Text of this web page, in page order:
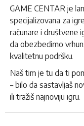
GAME CENTAR je
specijalizovana za
računare i društvene
da obezbedimo
kvalitetnu podršku.
Naš tim je tu da ti
– bilo da sastavljaš
ili tražiš najnoviju igru.